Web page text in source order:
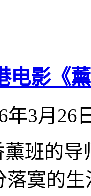
电影《
年3月26
薰班的
落寞的